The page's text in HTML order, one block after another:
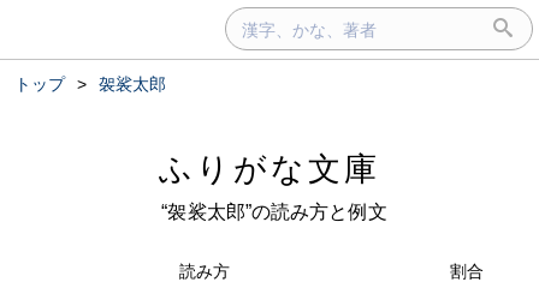
トップ > 袈裟太郎
ふりがな文庫
“袈裟太郎”の読み方と例文
読み方 割合